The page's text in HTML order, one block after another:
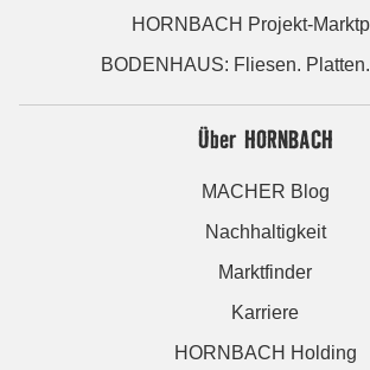
HORNBACH Projekt-
BODENHAUS: Fliesen.
Über HORNBACH
MACHER Blog
Nachhaltigkeit
Marktfinder
Karriere
HORNBACH Holding